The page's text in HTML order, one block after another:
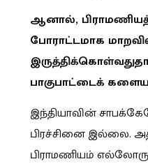
ஆனால்,
போராட்டமாக
பாகுபாட்டைக்
இந்தியாவின்
பிரச்சினை இல்லை.
பிராமணியம்